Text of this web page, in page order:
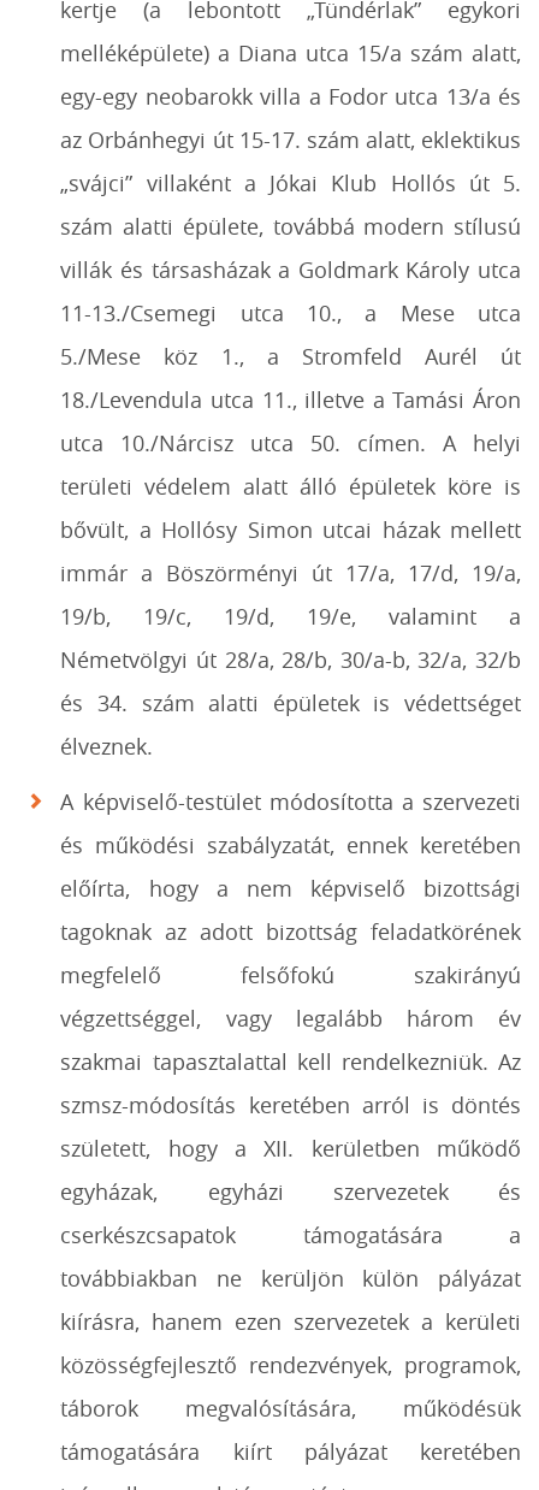
kertje (a lebontott „Tündérlak” egykori
melléképülete) a Diana utca 15/a szám alatt,
egy-egy neobarokk villa a Fodor utca 13/a és
az Orbánhegyi út 15-17. szám alatt, eklektikus
„svájci” villaként a Jókai Klub Hollós út 5.
szám alatti épülete, továbbá modern stílusú
villák és társasházak a Goldmark Károly utca
11-13./Csemegi utca 10., a Mese utca
5./Mese köz 1., a Stromfeld Aurél út
18./Levendula utca 11., illetve a Tamási Áron
utca 10./Nárcisz utca 50. címen. A helyi
területi védelem alatt álló épületek köre is
bővült, a Hollósy Simon utcai házak mellett
immár a Böszörményi út 17/a, 17/d, 19/a,
19/b, 19/c, 19/d, 19/e, valamint a
Németvölgyi út 28/a, 28/b, 30/a-b, 32/a, 32/b
és 34. szám alatti épületek is védettséget
élveznek.
A képviselő-testület módosította a szervezeti
és működési szabályzatát, ennek keretében
előírta, hogy a nem képviselő bizottsági
tagoknak az adott bizottság feladatkörének
megfelelő felsőfokú szakirányú
végzettséggel, vagy legalább három év
szakmai tapasztalattal kell rendelkezniük. Az
szmsz-módosítás keretében arról is döntés
született, hogy a XII. kerületben működő
egyházak, egyházi szervezetek és
cserkészcsapatok támogatására a
továbbiakban ne kerüljön külön pályázat
kiírásra, hanem ezen szervezetek a kerületi
közösségfejlesztő rendezvények, programok,
táborok megvalósítására, működésük
támogatására kiírt pályázat keretében